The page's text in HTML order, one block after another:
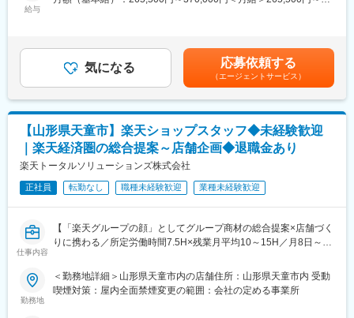
・新規契約・機種変更の受付および提案
・料金プラン、楽天ポイント活用、楽天カード、各種サービスの
案内
・スマホの初期設定・データ移行サポート
・問い合わせ対応
◇店舗運営
・店舗での電話応対
・在庫管理、売り場づくり、POP作成
・KPI管理・数値振り返り
・キャンペーン企画など、集客に向けた取り組み
スタッフ（R CREW）から店長を経てRSV（スーパーバイザー）
へステップアップが可能です。RSV経験後はマネジメントや本部
入社後1年で店長昇格を目指していただきます。
・未経験の方も歓迎！充実した研修制度あり
【選考会の概要】
・形式： Web開催（事前に企業セミナー動画をご視聴いただきま
す）
・内容： 面接（25分×2回 現場面接/HR面接）
7/2（木）17:00～20:30
7/5（日）11:00～14:30
7/14（火）17:00～20:30
7/16（木）17:00～20:30
7/21（火）17:00～20:30
7/23（木）17:00～20:30
給与
ます。月給(月額)は固定手当を含めた表記です。
気になる 応募依頼する
（エージェントサービス）
【山形県天童市】楽天ショップスタッフ◆未経験歓迎
｜楽天経済圏の総合提案～店舗企画◆退職金あり
楽天トータルソリューションズ株式会社
正社員 転勤なし 職種未経験歓迎 業種未経験歓迎
仕事内容
【「楽天グループの顔」としてグループ商材の総合提案×店舗づく
りに携わる／所定労働時間7.5H×残業月平均10～15H／月8日～休
楽天モバイルショップに来店されるお客様へ、スマートフォン・
料金プラン・楽天カード・楽天市場・楽天ポイントなど、楽天経
勤務地
＜勤務地詳細＞山形県天童市内の店舗住所：山形県天童市内 受動
喫煙対策：屋内全面禁煙変更の範囲：会社の定める事業所